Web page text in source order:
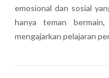
emosional dan sosial
hanya teman
mengajarkan pelajaran